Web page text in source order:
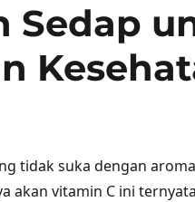
Sedap
tidak suka dengan
akan vitamin C ini